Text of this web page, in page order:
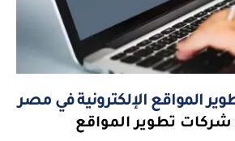
المواقع الإلكترونية في مصر
شركات تطوير المواقع